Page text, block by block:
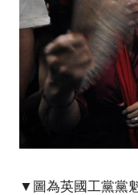
▼圖為英國工黨黨